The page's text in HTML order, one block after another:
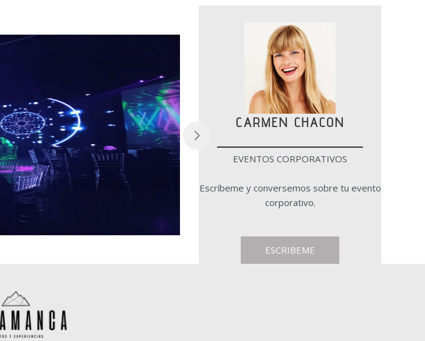
CARMEN CHACON
EVENTOS CORPORATIVOS
Escríbeme y conversemos sobre tu evento
corporativo.
ESCRIBEME